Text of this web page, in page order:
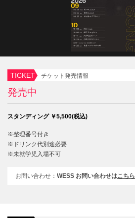
TICKET チケット発売情報
発売中
スタンディング ￥5,500(税込)
※整理番号付き
※ドリンク代別途必要
※未就学児入場不可
お問い合わせ： WESS お問い合わせはこちら